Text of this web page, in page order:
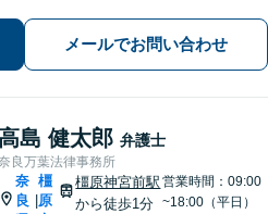
回無料でご相談をお聞きしています
メールでお問い合わせ
島 健太郎 弁護士
良万葉法律事務所
奈
良
橿
原
橿原神宮前駅
から徒歩1分
営業時間：09:00
~18:00（平日）